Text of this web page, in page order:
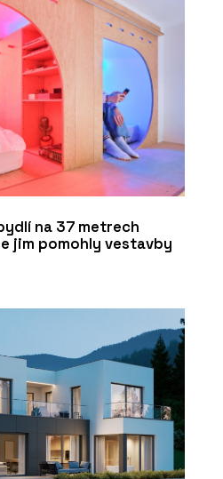
na 37 metrech
jim pomohly vestavby